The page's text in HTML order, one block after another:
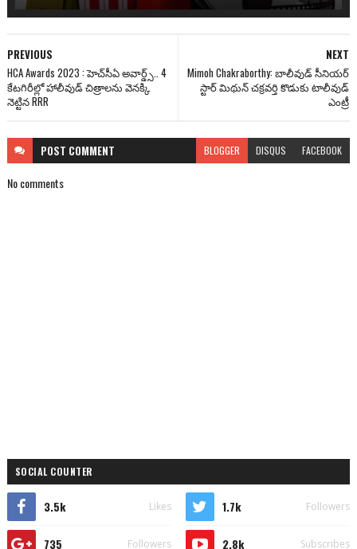
NEXT
Mimoh Chakraborthy: బాలీవుడ్ సీనియ‌ర్
స్టార్ మిథున్ చ‌క్ర‌వ‌ర్తి కొడుకు టాలీవుడ్
ఎంట్రీ
PREVIOUS
HCA Awards 2023 : హెచ్‌సీఏ అవార్డ్స్.. 4
కేటగిరీల్లో హాలీవుడ్ చిత్రాలను వెనక్కి
నెట్టిన RRR
POST COMMENT BLOGGER DISQUS FACEBOOK
No comments
SOCIAL COUNTER
3.5k Likes 1.7k Followers
735 Followers 2.8k Subscribes